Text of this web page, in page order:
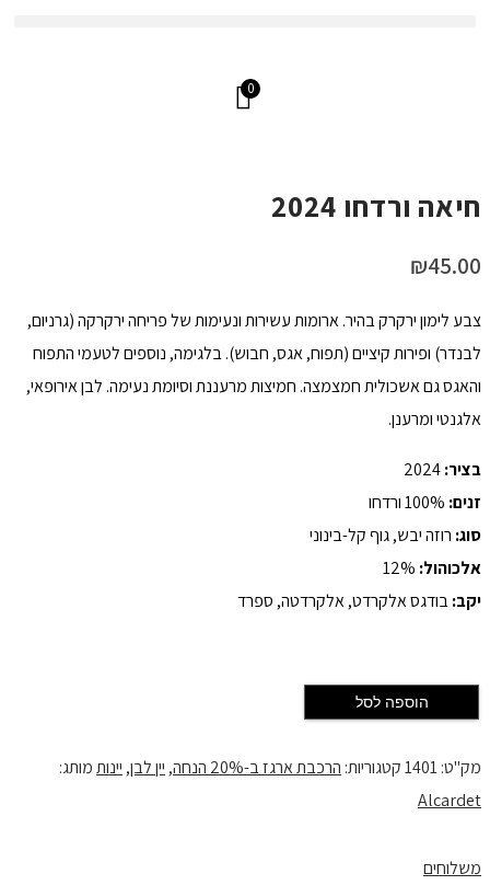
0
חיאה ורדחו 2024
₪45.00
צבע לימון ירקרק בהיר. ארומות עשירות ונעימות של פריחה ירקרקה (גרניום,
לבנדר) ופירות קיציים (תפוח, אגס, חבוש). בלגימה, נוספים לטעמי התפוח
והאגס גם אשכולית חמצמצה. חמיצות מרעננת וסיומת נעימה. לבן אירופאי,
אלגנטי ומרענן.
בציר:
זנים:
סוג: רוזה יבש, גוף קל-בינוני
אלכוהול:
יקב:בודגס אלקרדט, אלקרדטה, ספרד
הוספה לסל
מק"ט:1401קטגוריות: הרכבת ארגז ב-20% הנחה , יין לבן, יינותמותג:
Alcardet
משלוחים